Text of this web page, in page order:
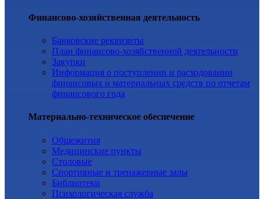
Финансово-хозяйственная деятельность
Банковские реквизиты
План финансово-хозяйственной деятельности
Закупки
Информация о поступлении и расходовании
финансовых и материальных средств по отчетам
финансового года
Материально-техническое обеспечение
Общежития
Медицинские пункты
Столовые
Спортивные и тренажерные залы
Библиотеки
Психологическая служба